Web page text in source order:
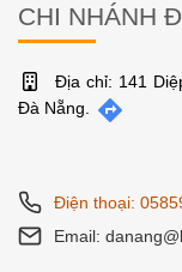
CHI NHÁNH
Địa chỉ: 141
Đà Nẵng.
Điện thoại:
Email: